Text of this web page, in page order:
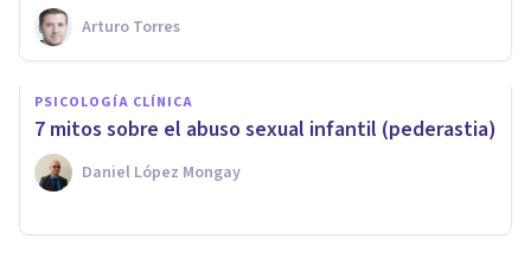
Arturo Torres
PSICOLOGÍA CLÍNICA
7 mitos sobre el abuso sexual infantil (pederastia)
Daniel López Mongay
Esquizofrenia residual:
síntomas, causas y tratamiento